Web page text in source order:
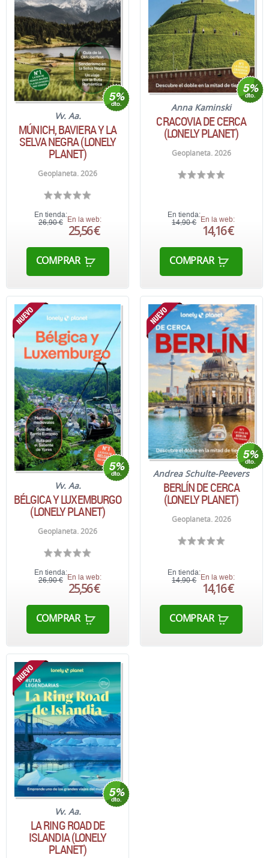
Vv. Aa.
MÚNICH, BAVIERA Y LA
SELVA NEGRA (LONELY
PLANET)
Geoplaneta. 2026
En tienda:
26,90 € En la web:
25,56 €
COMPRAR
Anna Kaminski
CRACOVIA DE CERCA
(LONELY PLANET)
Geoplaneta. 2026
En tienda:
14,90 € En la web:
14,16 €
COMPRAR
Vv. Aa.
BÉLGICA Y LUXEMBURGO
(LONELY PLANET)
Geoplaneta. 2026
En tienda:
26,90 € En la web:
25,56 €
COMPRAR
Andrea Schulte-Peevers
BERLÍN DE CERCA
(LONELY PLANET)
Geoplaneta. 2026
En tienda:
14,90 € En la web:
14,16 €
COMPRAR
Vv. Aa.
LA RING ROAD DE
ISLANDIA (LONELY
PLANET)